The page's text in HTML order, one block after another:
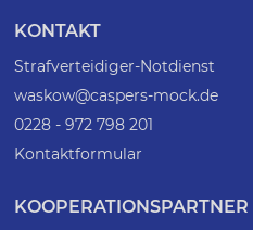
KONTAKT
Strafverteidiger-Notdienst
waskow@caspers-mock.de
0228 - 972 798 201
Kontaktformular
KOOPERATIONSPARTNER